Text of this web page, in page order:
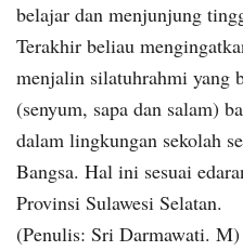
belajar dan menjunjung
Terakhir beliau
menjalin silatuhrahmi yang
(senyum, sapa dan salam)
dalam lingkungan sekolah
Bangsa. Hal ini sesuai
Provinsi Sulawesi Selatan.
(Penulis: Sri Darmawati. M)